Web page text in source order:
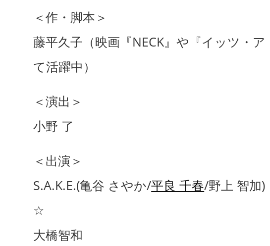
＜作・脚本＞
藤平久子（映画『NECK』や『イッツ・
て活躍中）
＜演出＞
小野 了
＜出演＞
S.A.K.E.(亀谷 さやか/平良 千春/野上 智加)
☆
大橋智和